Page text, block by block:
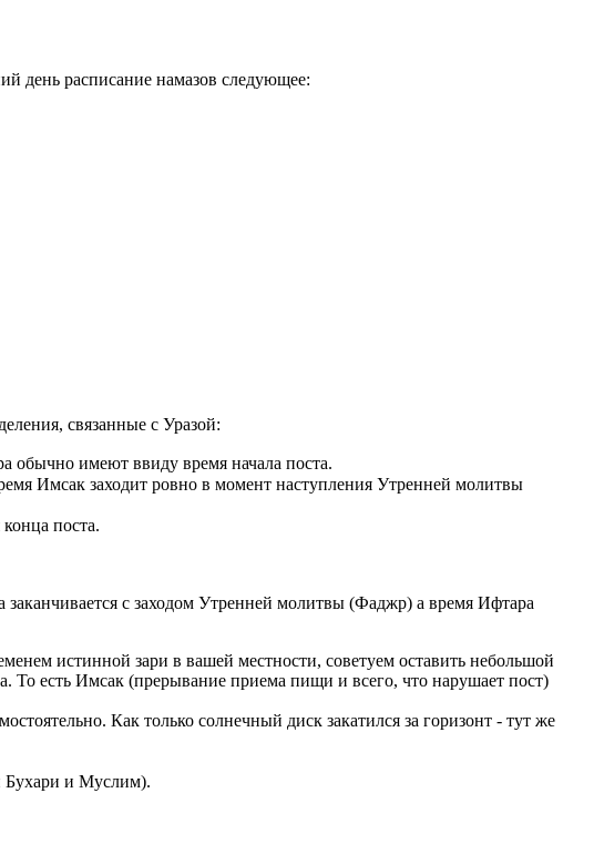
день расписание намазов следующее:
связанные с Уразой:
обычно имеют ввиду время начала поста.
Имсак заходит ровно в момент наступления Утренней молитвы
поста.
заканчивается с заходом Утренней молитвы (Фаджр) а время Ифтара
истинной зари в вашей местности, советуем оставить небольшой
То есть Имсак (прерывание приема пищи и всего, что нарушает пост)
Как только солнечный диск закатился за горизонт - тут же
Бухари и Муслим).